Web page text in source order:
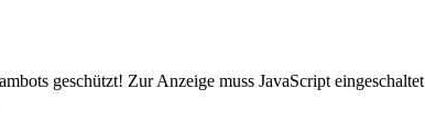
geschützt! Zur Anzeige muss JavaScript